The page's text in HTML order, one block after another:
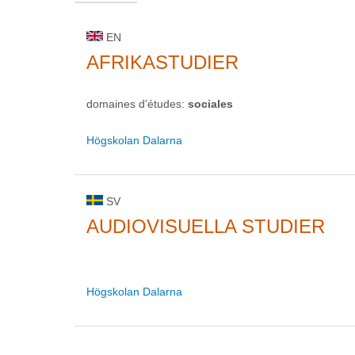
EN
AFRIKASTUDIER
domaines d'études: sociales
Högskolan Dalarna
SV
AUDIOVISUELLA STUDIER
Högskolan Dalarna